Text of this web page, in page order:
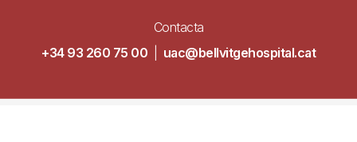
Contacta
+34 93 260 75 00
uac@bellvitgehospital.cat